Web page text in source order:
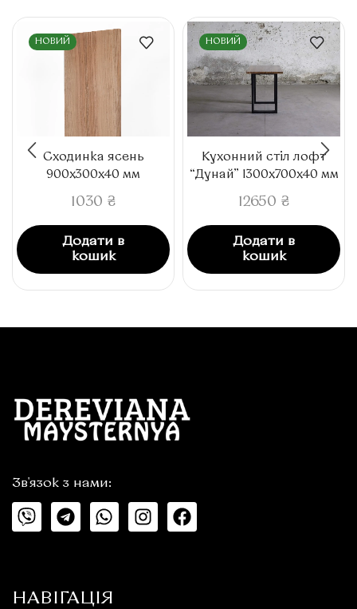
НОВИЙ
Сходинка ясень
900x300x40 мм
1030 ₴
Додати в
кошик
НОВИЙ
Кухонний стіл лофт
“Дунай” 1300x700x40 мм
12650 ₴
Додати в
кошик
Зв'язок з нами:
НАВІГАЦІЯ